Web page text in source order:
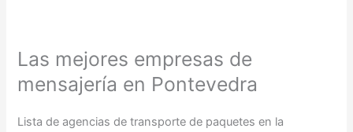
Las mejores empresas de
mensajería en Pontevedra
Lista de agencias de transporte de paquetes en la